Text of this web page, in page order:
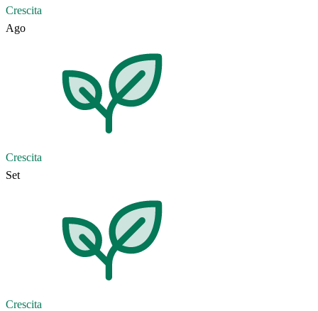
Crescita
Ago
Crescita
Set
Crescita